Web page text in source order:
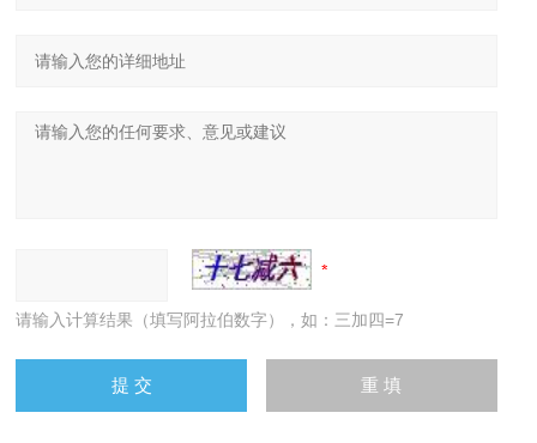
请输入计算结果（填写阿拉伯数字），如：三加四=7